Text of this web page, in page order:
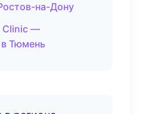
на-Дону
Clinic —
Тюмень